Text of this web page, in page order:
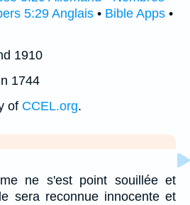
5:29 Anglais • Bible Apps •
1910
1744
of CCEL.org.
ne s'est point souillée et
sera reconnue innocente et